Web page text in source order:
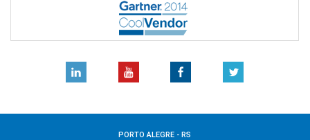
PORTO ALEGRE - RS